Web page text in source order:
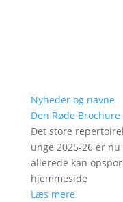
Nyheder og navne
Den Røde
Det store
unge 2025-26 er
allerede kan
hjemmeside
Læs mere